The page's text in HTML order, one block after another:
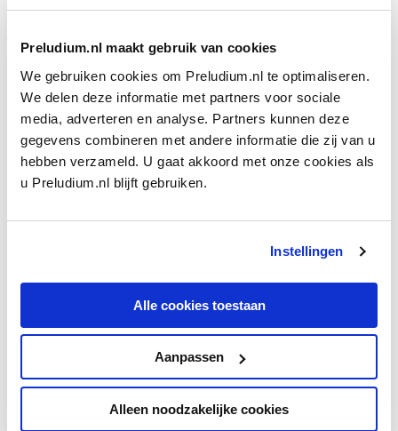
Preludium.nl maakt gebruik van cookies
We gebruiken cookies om Preludium.nl te optimaliseren.
We delen deze informatie met partners voor sociale
media, adverteren en analyse. Partners kunnen deze
gegevens combineren met andere informatie die zij van u
hebben verzameld. U gaat akkoord met onze cookies als
u Preludium.nl blijft gebruiken.
Instellingen
Alle cookies toestaan
Aanpassen
Alleen noodzakelijke cookies
maar ook een zwaargewicht als Donald Francis Tovey,
hen biedt maat 57 melodisch en harmonisch ‘vaste grond
onder de voeten’. Al het voorgaande had slechts
overgangskarakter en bereidde de weg voor de
doorslaggevende maten die hier beginnen(2).